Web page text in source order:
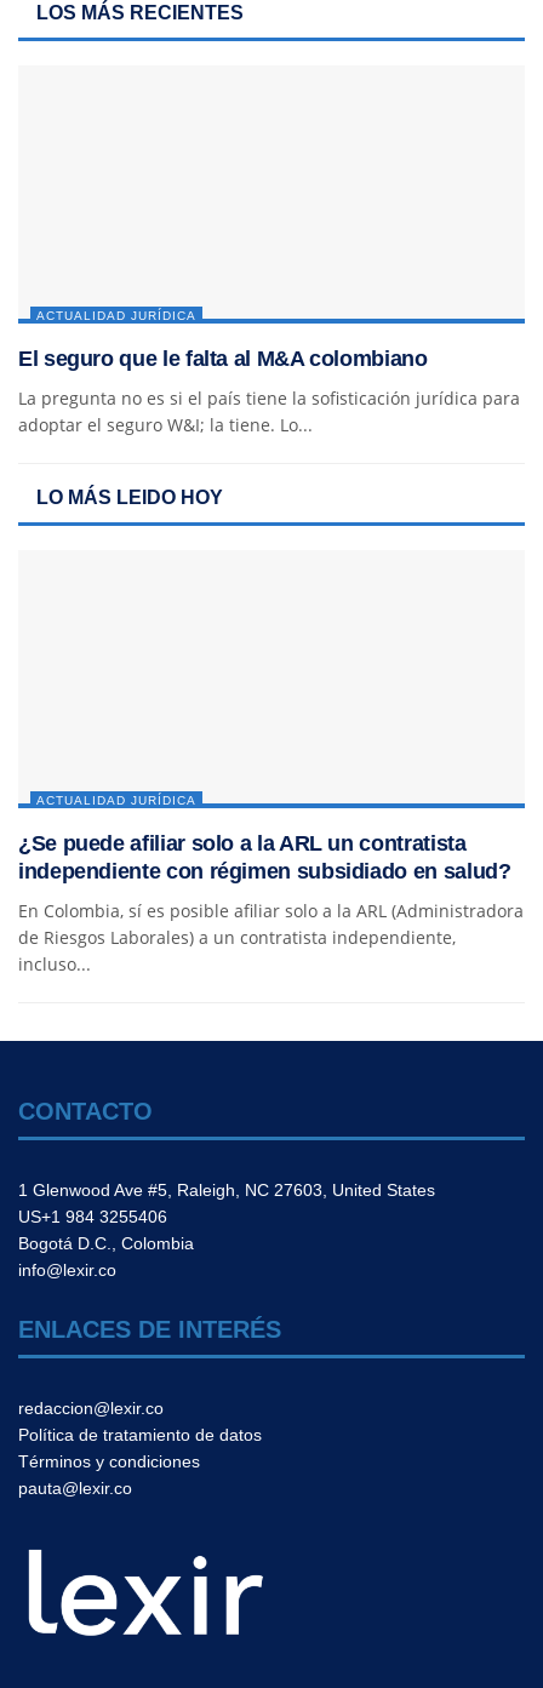
LOS MÁS RECIENTES
ACTUALIDAD JURÍDICA
El seguro que le falta al M&A colombiano
La pregunta no es si el país tiene la sofisticación jurídica para
adoptar el seguro W&I; la tiene. Lo...
LO MÁS LEIDO HOY
ACTUALIDAD JURÍDICA
¿Se puede afiliar solo a la ARL un contratista
independiente con régimen subsidiado en salud?
En Colombia, sí es posible afiliar solo a la ARL (Administradora
de Riesgos Laborales) a un contratista independiente,
incluso...
CONTACTO
1 Glenwood Ave #5, Raleigh, NC 27603, United States
US+1 984 3255406
Bogotá D.C., Colombia
info@lexir.co
ENLACES DE INTERÉS
redaccion@lexir.co
Política de tratamiento de datos
Términos y condiciones
pauta@lexir.co